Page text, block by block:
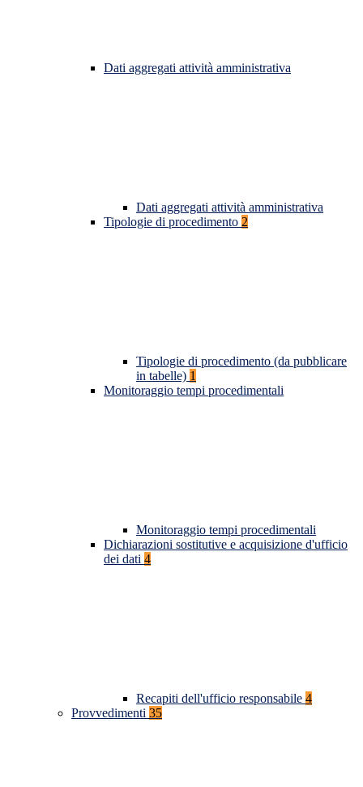
Dati aggregati attività amministrativa
Dati aggregati attività amministrativa
Tipologie di procedimento 2
Tipologie di procedimento (da pubblicare
in tabelle) 1
Monitoraggio tempi procedimentali
Monitoraggio tempi procedimentali
Dichiarazioni sostitutive e acquisizione d'ufficio
dei dati 4
Recapiti dell'ufficio responsabile 4
Provvedimenti 35